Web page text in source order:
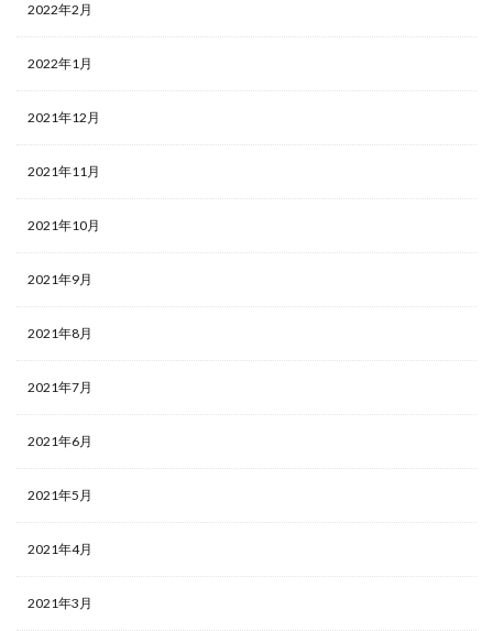
2022年2月
2022年1月
2021年12月
2021年11月
2021年10月
2021年9月
2021年8月
2021年7月
2021年6月
2021年5月
2021年4月
2021年3月